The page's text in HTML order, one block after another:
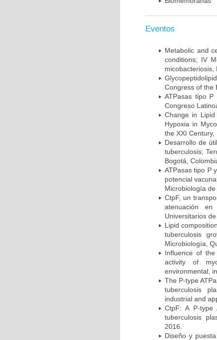
Eventos
Metabolic and
conditions; IV
micobacteriosis,
Congress of the
ATPasas tipo P
Congreso
Change in
Hypoxia in
the XXI
Desarrollo de
tuberculosis;
Bogotá,
ATPasas tipo P
potencial
Microbiología
CtpF, un
atenuación
Universitarios
Lipid
tuberculosis
Microbiología,
Influence of the
activity of
environmental,
The P-type
tuberculosis
industrial and
CtpF: A P-type
tuberculosis
2016.
Diseño y